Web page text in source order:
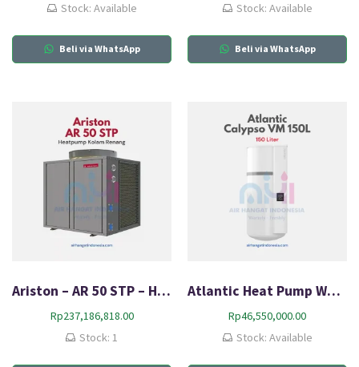
Stock: Available
Beli via WhatsApp
Stock: Available
Beli via WhatsApp
Ariston – AR 50 STP – Heat Pump
Rp237,186,818.00
Stock: 1
Atlantic Heat Pump Water Heater Portable Calypso VM 150L
Rp46,550,000.00
Stock: Available